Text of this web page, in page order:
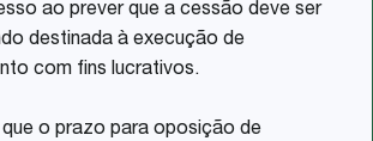
ao prever que a cessão deve ser
destinada à execução de
com fins lucrativos.
o prazo para oposição de